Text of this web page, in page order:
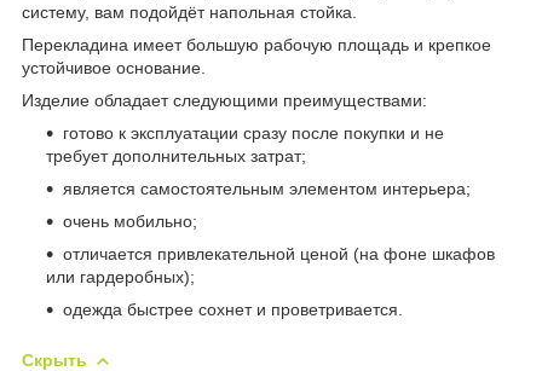
систему, вам подойдёт напольная стойка.
Перекладина имеет большую рабочую площадь и крепкое
устойчивое основание.
Изделие обладает следующими преимуществами:
готово к эксплуатации сразу после покупки и не
требует дополнительных затрат;
является самостоятельным элементом интерьера;
очень мобильно;
отличается привлекательной ценой (на фоне шкафов
или гардеробных);
одежда быстрее сохнет и проветривается.
Скрыть